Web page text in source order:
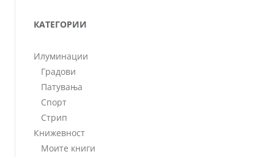
КАТЕГОРИИ
Илуминации
Градови
Патувања
Спорт
Стрип
Книжевност
Моите книги